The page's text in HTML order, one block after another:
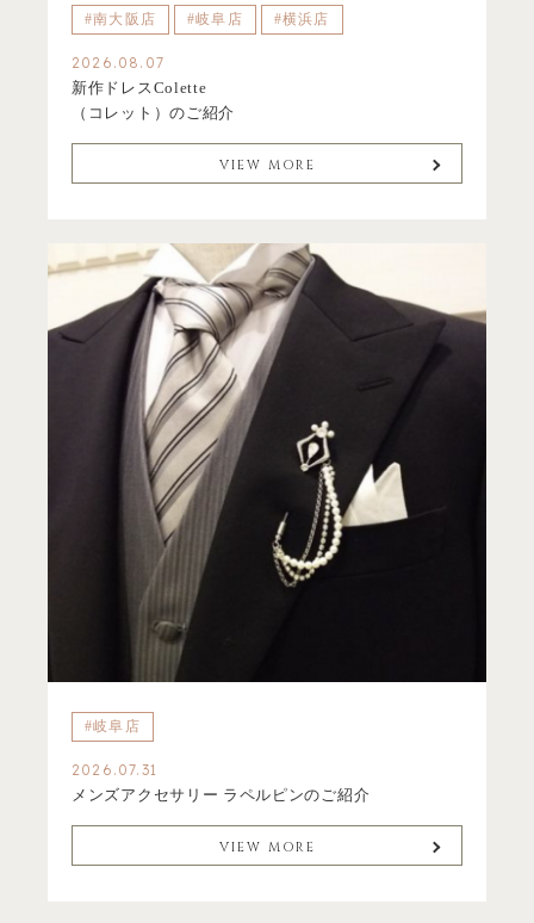
#南大阪店 #岐阜店 #横浜店
2026.08.07
新作ドレスColette
（コレット）のご紹介
VIEW MORE
#岐阜店
2026.07.31
メンズアクセサリー ラペルピンのご紹介
VIEW MORE